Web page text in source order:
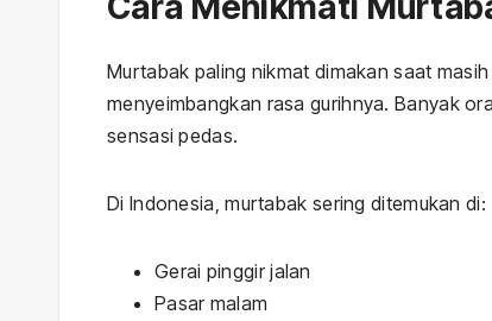
Murtabak paling nikmat dimakan saat
menyeimbangkan rasa gurihnya. Banyak
sensasi pedas.
Di Indonesia, murtabak sering ditemukan di:
Gerai pinggir jalan
Pasar malam